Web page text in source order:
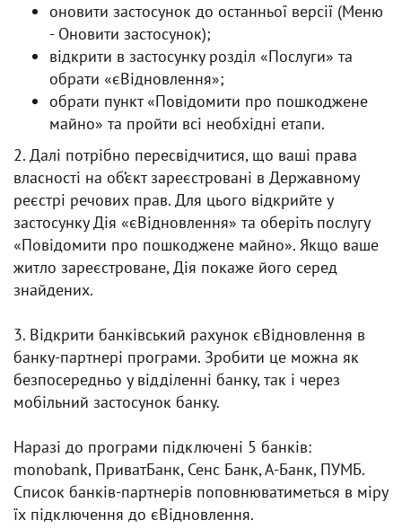
оновити застосунок до останньої версії (Меню
- Оновити застосунок);
відкрити в застосунку розділ «Послуги» та
обрати «єВідновлення»;
обрати пункт «Повідомити про пошкоджене
майно» та пройти всі необхідні етапи.
2. Далі потрібно пересвідчитися, що ваші права
власності на об’єкт зареєстровані в Державному
реєстрі речових прав. Для цього відкрийте у
застосунку Дія «єВідновлення» та оберіть послугу
«Повідомити про пошкоджене майно». Якщо ваше
житло зареєстроване, Дія покаже його серед
знайдених.
3. Відкрити банківський рахунок єВідновлення в
банку-партнері програми. Зробити це можна як
безпосередньо у відділенні банку, так і через
мобільний застосунок банку.
Наразі до програми підключені 5 банків:
monobank, ПриватБанк, Сенс Банк, А-Банк, ПУМБ.
Список банків-партнерів поповнюватиметься в міру
їх підключення до єВідновлення.